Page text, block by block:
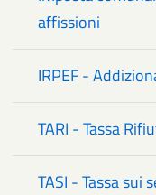
affissioni
IRPEF -
TARI - Tassa
TASI - Tassa sui